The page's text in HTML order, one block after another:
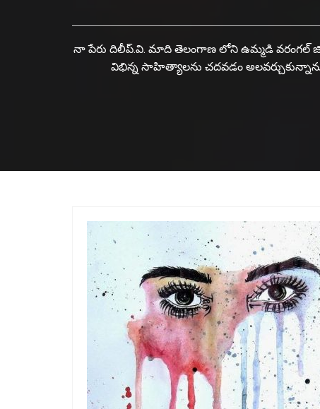
నా పేరు దిలీప్.వి. మాది తెలంగాణ లోని ఉమ్మడి వరంగల్
విభిన్న సాహిత్యాలను చదవడం